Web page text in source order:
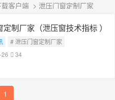
客户端 > 泄压门窗定制厂家
制厂家（泄压窗技术指标 ）
# 泄压门窗定制厂家
34
1